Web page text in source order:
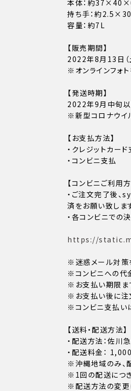
本体：約
持ち手：約
容量：約7L
【販売期間】
2022年8月13日
※オンラインフォ
【発送時期】
2022年9月中旬以
※新型コロナウイ
【お支払方法】
・クレジットカー
・コンビニ支払
【コンビニご利用方
・ご注文完了後、
済をお願い致しま
・各コンビニでの
https://
※迷惑メール対策
※コンビニへの代
※お支払い期限ま
※お支払い後に注
※コンビニ支払い
【送料・配送方法】
・配送方法：佐川
・配送料金：
※沖縄地域のみ、
※1回の配送につき
※配送方法の変更